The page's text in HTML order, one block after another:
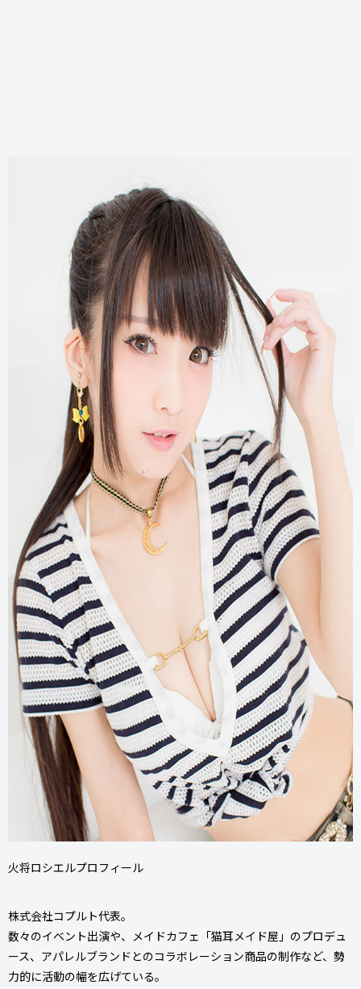
火将ロシエルプロフィール
株式会社コプルト代表。
数々のイベント出演や、メイドカフェ「猫耳メイド屋」のプロデュ
ース、アパレルブランドとのコラボレーション商品の制作など、勢
力的に活動の幅を広げている。